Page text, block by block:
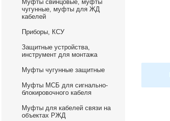
Муфты свинцовые, муфты
чугунные, муфты для ЖД
кабелей
Приборы, КСУ
Защитные устройства,
инструмент для монтажа
Муфты чугунные защитные
Муфты МСБ для сигнально-
блокировочного кабеля
Муфты для кабелей связи на
объектах РЖД